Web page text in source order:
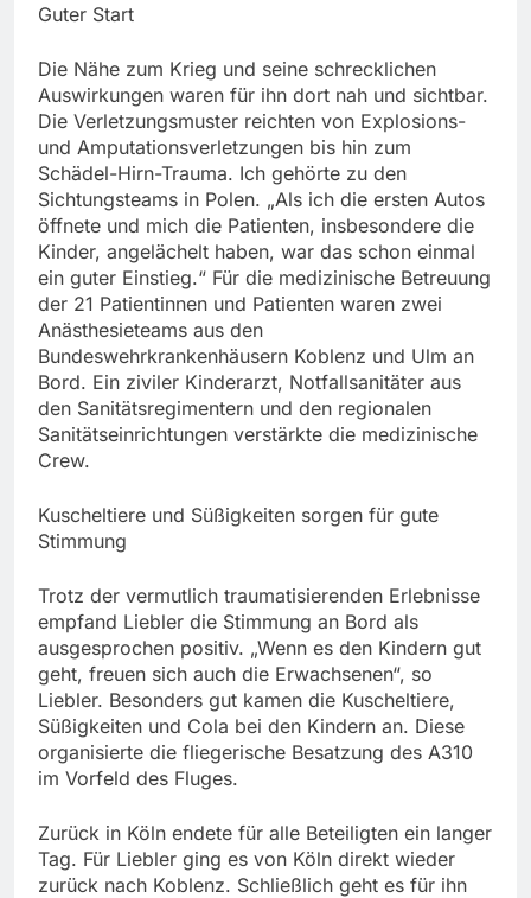
Guter Start
Die Nähe zum Krieg und seine schrecklichen
Auswirkungen waren für ihn dort nah und sichtbar.
Die Verletzungsmuster reichten von Explosions-
und Amputationsverletzungen bis hin zum
Schädel-Hirn-Trauma. Ich gehörte zu den
Sichtungsteams in Polen. „Als ich die ersten Autos
öffnete und mich die Patienten, insbesondere die
Kinder, angelächelt haben, war das schon einmal
ein guter Einstieg.“ Für die medizinische Betreuung
der 21 Patientinnen und Patienten waren zwei
Anästhesieteams aus den
Bundeswehrkrankenhäusern Koblenz und Ulm an
Bord. Ein ziviler Kinderarzt, Notfallsanitäter aus
den Sanitätsregimentern und den regionalen
Sanitätseinrichtungen verstärkte die medizinische
Crew.
Kuscheltiere und Süßigkeiten sorgen für gute
Stimmung
Trotz der vermutlich traumatisierenden Erlebnisse
empfand Liebler die Stimmung an Bord als
ausgesprochen positiv. „Wenn es den Kindern gut
geht, freuen sich auch die Erwachsenen“, so
Liebler. Besonders gut kamen die Kuscheltiere,
Süßigkeiten und Cola bei den Kindern an. Diese
organisierte die fliegerische Besatzung des A310
im Vorfeld des Fluges.
Zurück in Köln endete für alle Beteiligten ein langer
Tag. Für Liebler ging es von Köln direkt wieder
zurück nach Koblenz. Schließlich geht es für ihn